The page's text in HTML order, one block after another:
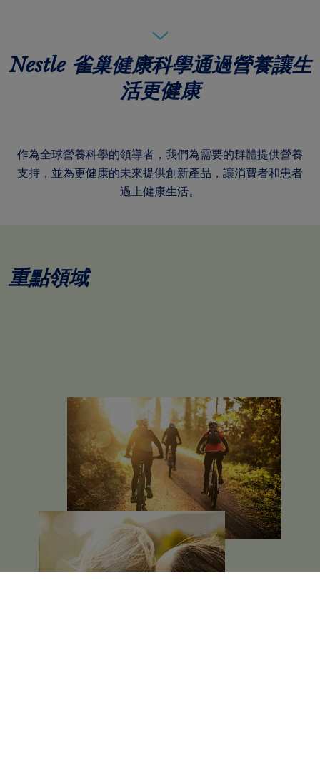
Nestle 雀巢健康科學通過營養讓生
活更健康
作為全球營養科學的領導者，我們為需要的群體提供營養
支持，並為更健康的未來提供創新產品，讓消費者和患者
過上健康生活。
重點領域